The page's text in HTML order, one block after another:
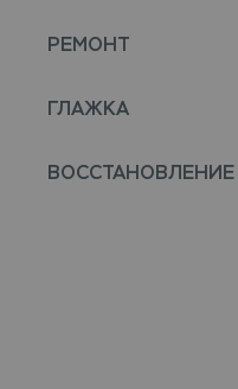
РЕМОНТ
ГЛАЖКА
ВОССТАНОВЛЕНИЕ